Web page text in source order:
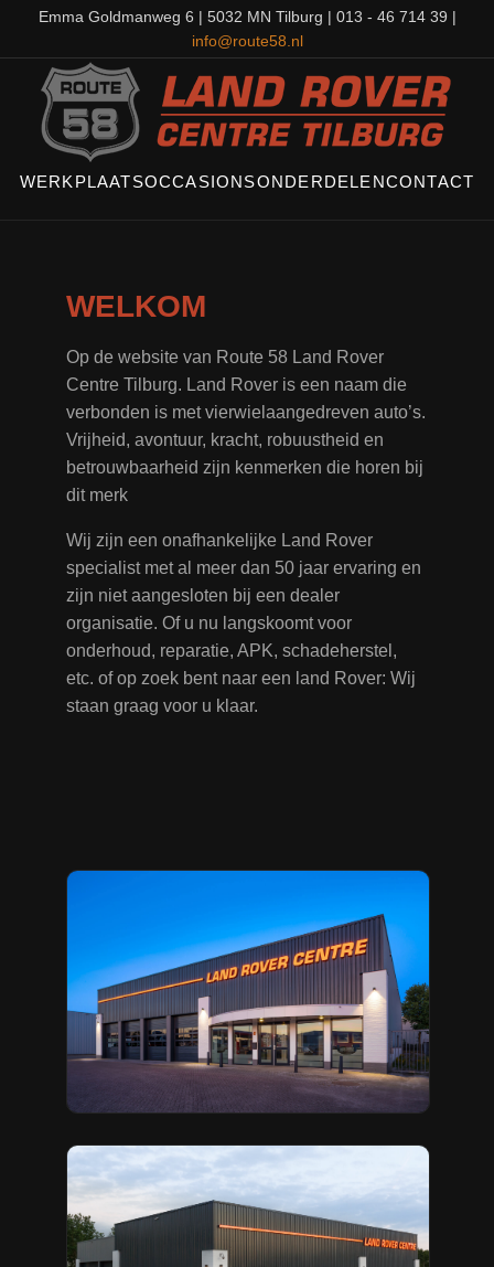
Emma Goldmanweg 6 | 5032 MN Tilburg | 013 - 46 714 39 |
info@route58.nl
WERKPLAATSOCCASIONSONDERDELENCONTACT
WELKOM
Op de website van Route 58 Land Rover
Centre Tilburg. Land Rover is een naam die
verbonden is met vierwielaangedreven auto’s.
Vrijheid, avontuur, kracht, robuustheid en
betrouwbaarheid zijn kenmerken die horen bij
dit merk
Wij zijn een onafhankelijke Land Rover
specialist met al meer dan 50 jaar ervaring en
zijn niet aangesloten bij een dealer
organisatie. Of u nu langskoomt voor
onderhoud, reparatie, APK, schadeherstel,
etc. of op zoek bent naar een land Rover: Wij
staan graag voor u klaar.